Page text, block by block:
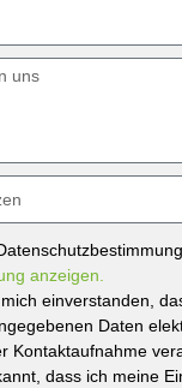
anzeigen.
einverstanden,
Daten
Kontaktaufnahme
dass ich meine